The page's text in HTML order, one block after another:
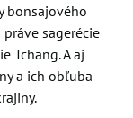
bonsajového
sagerécie
Tchang. A aj
a ich obľuba